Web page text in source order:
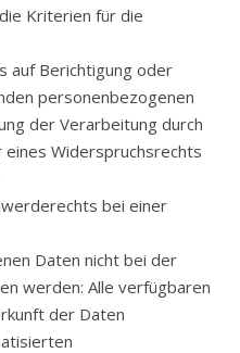
Kriterien für die
auf Berichtigung oder
personenbezogenen
der Verarbeitung durch
Widerspruchsrechts
bei einer
Daten nicht bei der
werden: Alle verfügbaren
der Daten